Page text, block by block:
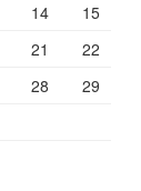
14
15
21
22
28
29